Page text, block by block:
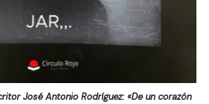
José Antonio Rodríguez: «De un corazón